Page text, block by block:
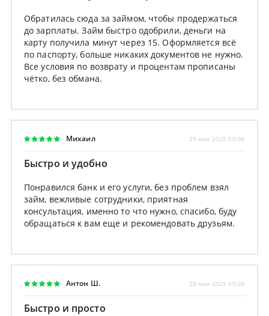
Обратилась сюда за займом, чтобы продержаться
до зарплаты. Займ быстро одобрили, деньги на
карту получила минут через 15. Оформляется всё
по паспорту, больше никаких документов не нужно.
Все условия по возврату и процентам прописаны
чётко, без обмана.
Михаил 29 мая 2025 00:06
Быстро и удобно
Понравился банк и его услуги, без проблем взял
займ, вежливые сотрудники, приятная
консультация, именно то что нужно, спасибо, буду
обращаться к вам еще и рекомендовать друзьям.
Антон Ш. 28 мая 2025 00:26
Быстро и просто